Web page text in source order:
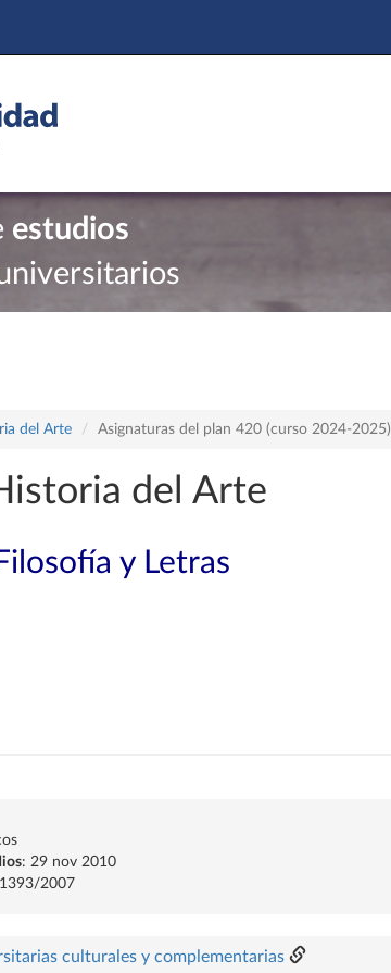
estudios
del Arte Asignaturas del plan 420 (curso 2024-2025)
del Arte
y Letras
: 29 nov 2010
2007
culturales y complementarias